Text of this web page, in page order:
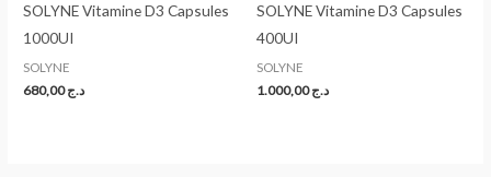
SOLYNE Vitamine D3 Capsules
1000UI
SOLYNE
د.ج680,00
SOLYNE Vitamine D3 Capsules
400UI
SOLYNE
د.ج1.000,00